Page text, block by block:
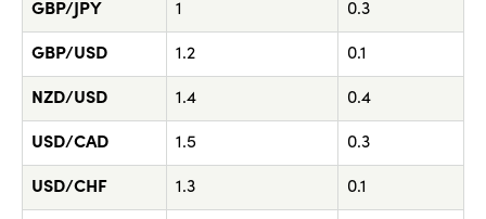
GBP/JPY 1 0.3
GBP/USD 1.2 0.1
NZD/USD 1.4 0.4
USD/CAD 1.5 0.3
USD/CHF 1.3 0.1